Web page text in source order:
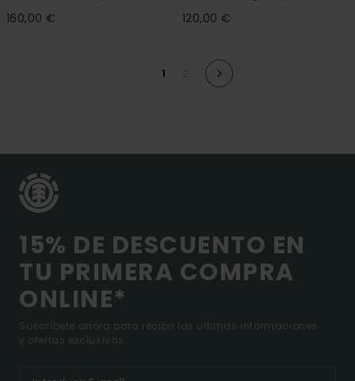
160,00 € 120,00 €
1
15% DE DESCUENTO EN
TU PRIMERA COMPRA
ONLINE*
Suscríbete ahora para recibir las ultimas informaciones
y ofertas exclusivas.